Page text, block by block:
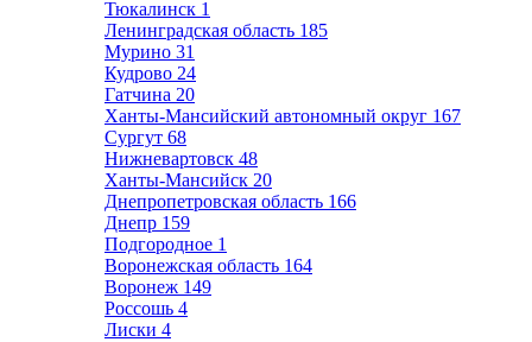
Тюкалинск 1
Ленинградская область 185
Мурино 31
Кудрово 24
Гатчина 20
Ханты-Мансийский автономный округ 167
Сургут 68
Нижневартовск 48
Ханты-Мансийск 20
Днепропетровская область 166
Днепр 159
Подгородное 1
Воронежская область 164
Воронеж 149
Россошь 4
Лиски 4